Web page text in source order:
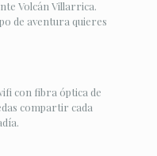
Volcán Villarrica.
de aventura quieres
con fibra óptica de
compartir cada